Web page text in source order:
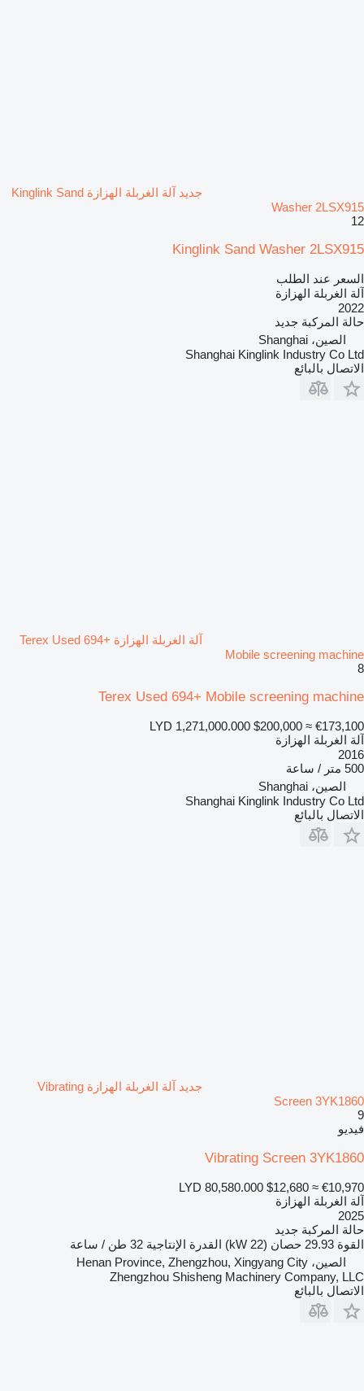
جديد آلة الغربلة الهزازة Kinglink Sand
Washer 2LSX915
12
Kinglink Sand Washer 2LSX915
السعر عند الطلب
آلة الغربلة الهزازة
2022
حالة المركبة جديد
الصين، Shanghai
Shanghai Kinglink Industry Co Ltd
الاتصال بالبائع
آلة الغربلة الهزازة Terex Used 694+
Mobile screening machine
8
Terex Used 694+ Mobile screening machine
LYD 1,271,000.000 $200,000 ≈ €173,100
آلة الغربلة الهزازة
2016
500 متر / ساعة
الصين، Shanghai
Shanghai Kinglink Industry Co Ltd
الاتصال بالبائع
جديد آلة الغربلة الهزازة Vibrating
Screen 3YK1860
9
فيديو
Vibrating Screen 3YK1860
LYD 80,580.000 $12,680 ≈ €10,970
آلة الغربلة الهزازة
2025
حالة المركبة جديد
القوة 29.93 حصان (22 kW) القدرة الإنتاجية 32 طن / ساعة
الصين، Henan Province, Zhengzhou, Xingyang City
Zhengzhou Shisheng Machinery Company, LLC
الاتصال بالبائع